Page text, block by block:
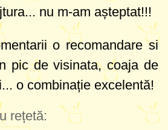
nu m-am așteptat!!!
o recomandare si
pic de visinata, coaja de
o combinație excelentă!
rețetă: